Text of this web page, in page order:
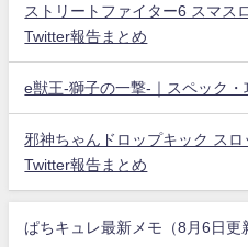
ストリートファイター6 スマス
Twitter報告まとめ
e獣王-獅子の一撃-｜スペック・
邪神ちゃんドロップキック スロ
Twitter報告まとめ
ぱちキュレ最新メモ（8月6日更